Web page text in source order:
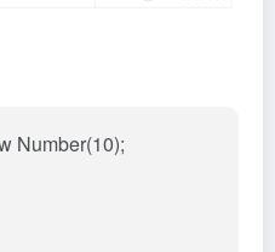
Number(10);